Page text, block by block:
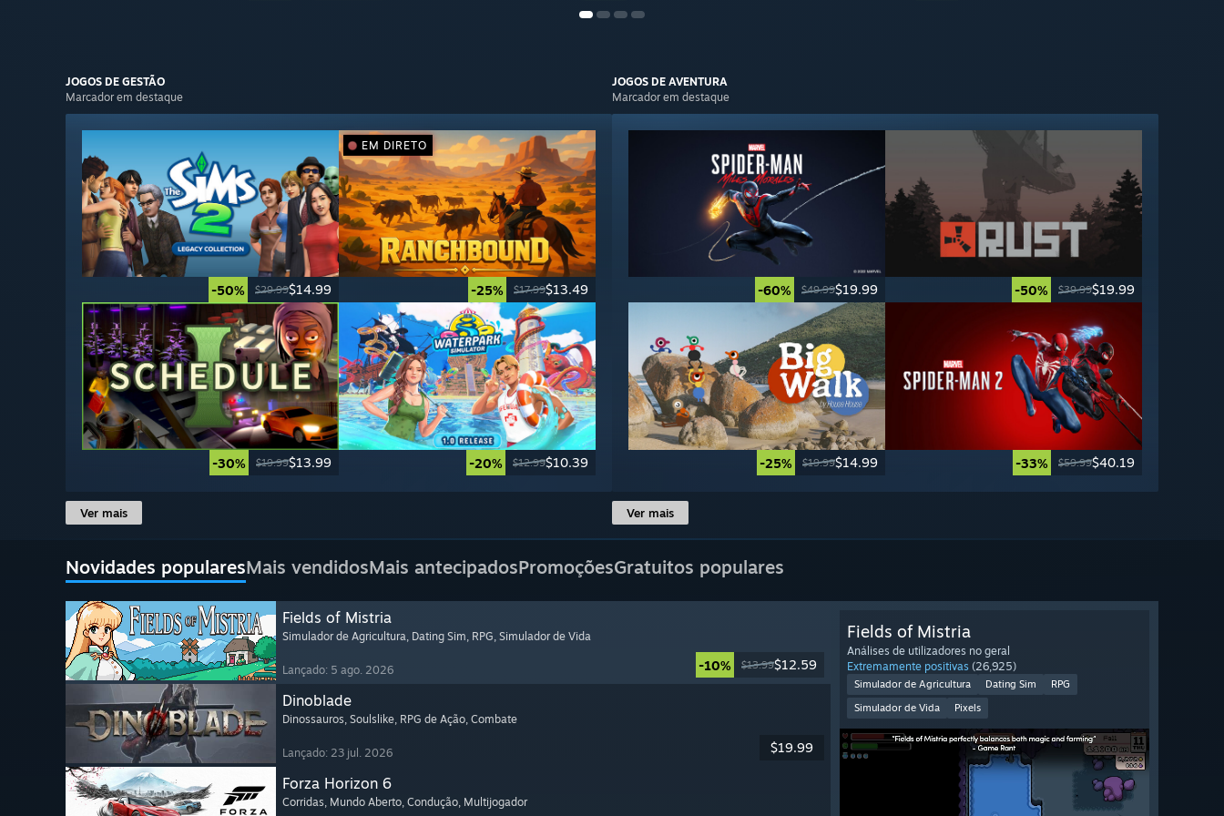
JOGOS DE GESTÃO
Marcador em destaque
-50% $29.99$14.99 -25% $17.99$13.49
EM DIRETO
-30% $19.99$13.99 -20% $12.99$10.39
Ver mais
JOGOS DE AVENTURA
Marcador em destaque
-60% $49.99$19.99 -50% $39.99$19.99
-25% $19.99$14.99 -33% $59.99$40.19
Ver mais
Novidades popularesMais vendidosMais antecipadosPromoçõesGratuitos populares
Fields of Mistria
Simulador de Agricultura, Dating Sim, RPG, Simulador de Vida
Lançado: 5 ago. 2026 -10% $13.99$12.59
Dinoblade
Dinossauros, Soulslike, RPG de Ação, Combate
Lançado: 23 jul. 2026 $19.99
Forza Horizon 6
Corridas, Mundo Aberto, Condução, Multijogador
Fields of Mistria
Análises de utilizadores no geral
Extremamente positivas (26,925)
Simulador de Agricultura Dating Sim
RPG
Simulador de Vida
Pixels